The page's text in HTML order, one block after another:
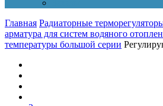
Главная Радиаторные
арматура для систем водяного
температуры большой серии